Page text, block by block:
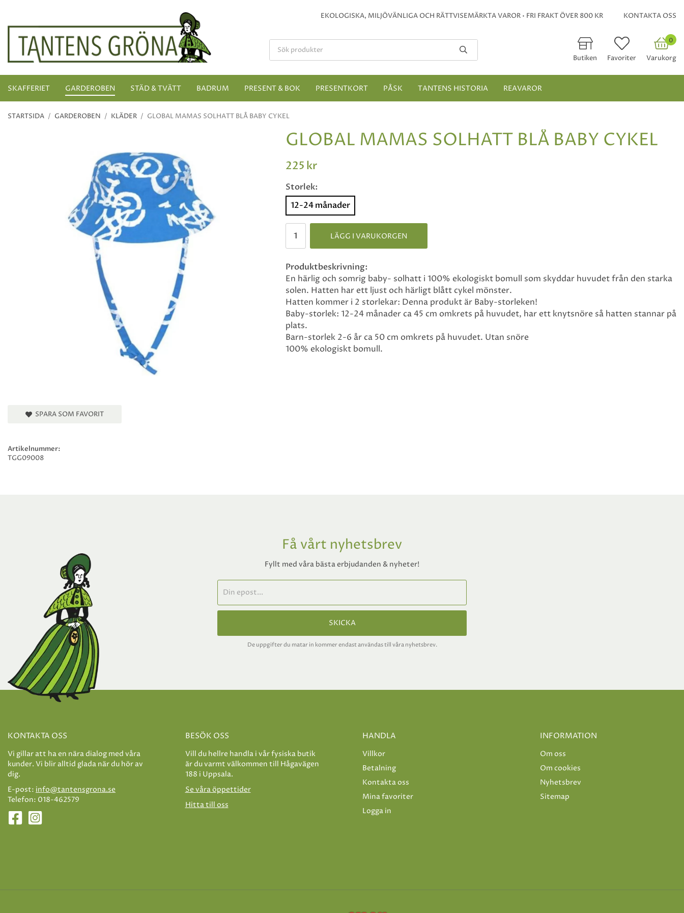
EKOLOGISKA, MILJÖVÄNLIGA OCH RÄTTVISEMÄRKTA VAROR • FRI FRAKT ÖVER 800 KR KONTAKTA OSS
Butiken Favoriter
0
Varukorg
SKAFFERIET GARDEROBEN STÄD & TVÄTT BADRUM PRESENT & BOK PRESENTKORT PÅSK TANTENS HISTORIA REAVAROR
STARTSIDA / GARDEROBEN / KLÄDER / GLOBAL MAMAS SOLHATT BLÅ BABY CYKEL
GLOBAL MAMAS SOLHATT BLÅ BABY CYKEL
225 kr
Storlek:
12-24 månader
LÄGG I VARUKORGEN
Produktbeskrivning:
En härlig och somrig baby- solhatt i 100% ekologiskt bomull som skyddar huvudet från den starka
solen. Hatten har ett ljust och härligt blått cykel mönster.
Hatten kommer i 2 storlekar: Denna produkt är Baby-storleken!
Baby-storlek: 12-24 månader ca 45 cm omkrets på huvudet, har ett knytsnöre så hatten stannar på
plats.
Barn-storlek 2-6 år ca 50 cm omkrets på huvudet. Utan snöre
100% ekologiskt bomull.
SPARA SOM FAVORIT
Artikelnummer:
TGG09008
Få vårt nyhetsbrev
Fyllt med våra bästa erbjudanden & nyheter!
SKICKA
De uppgifter du matar in kommer endast användas till våra nyhetsbrev.
KONTAKTA OSS
Vi gillar att ha en nära dialog med våra
kunder. Vi blir alltid glada när du hör av
dig.
E-post: info@tantensgrona.se
Telefon: 018-462579
BESÖK OSS
Vill du hellre handla i vår fysiska butik
är du varmt välkommen till Hågavägen
188 i Uppsala.
Se våra öppettider
Hitta till oss
HANDLA
Villkor
Betalning
Kontakta oss
Mina favoriter
Logga in
INFORMATION
Om oss
Om cookies
Nyhetsbrev
Sitemap